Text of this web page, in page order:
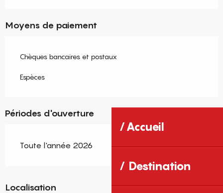
Accueil
Destination
Moyens de paiement
Chèques bancaires et postaux
Espèces
Périodes d'ouverture
Toute l'année 2026
Localisation